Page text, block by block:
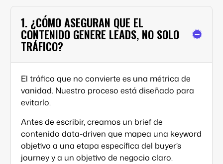
1. ¿CÓMO ASEGURAN QUE EL
CONTENIDO GENERE LEADS, NO SOLO
TRÁFICO?
El tráfico que no convierte es una métrica de
vanidad. Nuestro proceso está diseñado para
evitarlo.
Antes de escribir, creamos un briefde
contenido data-driven que mapea una keyword
objetivo a una etapa específica del buyer’s
journeyy a un objetivo de negocio claro.